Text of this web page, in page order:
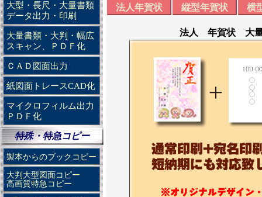
大型・長尺・大量書類
データ出力・印刷
大量書類・大判・幅広
スキャン、ＰＤＦ化
ＣＡＤ図面出力
紙図面トレースCAD化
マイクロフィルム出力
ＰＤＦ化
特殊・特急コピー
製本からのブックコピー
大判大型図面コピー
高画質特急コピー
法人年賀状 縦型年賀状 横
法人 年賀状 大